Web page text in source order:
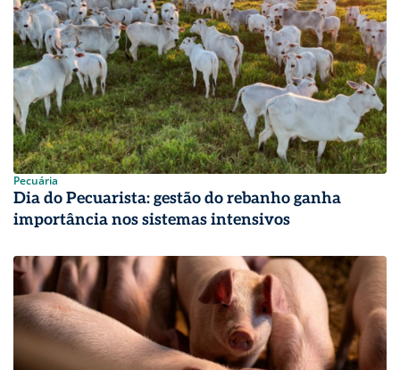
Pecuária
Dia do Pecuarista: gestão do rebanho ganha
importância nos sistemas intensivos